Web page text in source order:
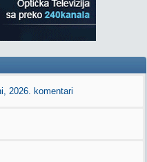
2026. komentari